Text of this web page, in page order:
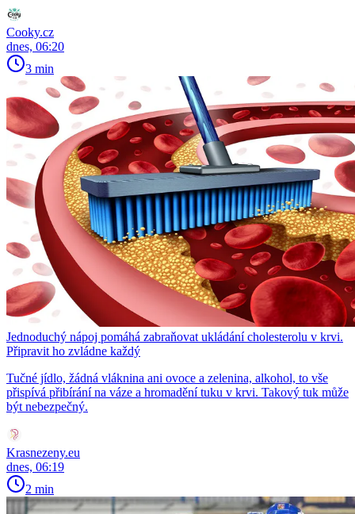
Cooky.cz
dnes, 06:20
3 min
Jednoduchý nápoj pomáhá zabraňovat ukládání cholesterolu v krvi.
Připravit ho zvládne každý
Tučné jídlo, žádná vláknina ani ovoce a zelenina, alkohol, to vše
přispívá přibírání na váze a hromadění tuku v krvi. Takový tuk může
být nebezpečný.
Krasnezeny.eu
dnes, 06:19
2 min